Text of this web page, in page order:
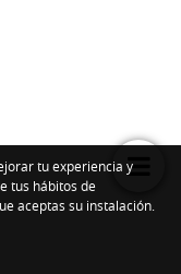
tu experiencia y
tus hábitos de
aceptas su instalación.